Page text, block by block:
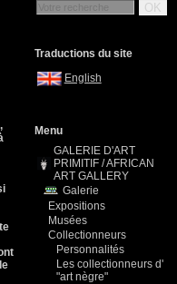
OK
Traductions du site
English
Menu
GALERIE D'ART
PRIMITIF / AFRICAN
ART GALLERY
Galerie
Expositions
Musées
Collectionneurs
Personnalités
Les collectionneurs d'
"art nègre"